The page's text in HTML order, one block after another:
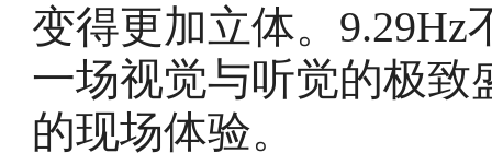
变得更加立体。
一场视觉与听觉的极致
的现场体验。